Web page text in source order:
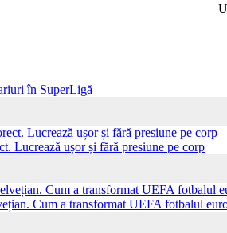
în SuperLigă
Lucrează ușor și fără presiune pe corp
Cum a transformat UEFA fotbalul